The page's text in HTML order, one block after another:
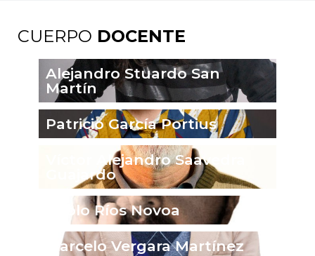
CUERPO DOCENTE
Alejandro Stuardo San
Martín
Patricio García Portius
Víctor Alejandro Saavedra
Guajardo
Pablo Ríos Novoa
Marcelo Vergara Martínez